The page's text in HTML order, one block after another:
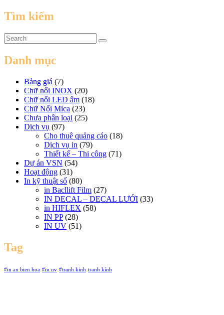
Tìm kiếm
Danh mục
Bảng giá (7)
Chữ nổi INOX (20)
Chữ nổi LED âm (18)
Chữ Nổi Mica (23)
Chưa phân loại (25)
Dịch vụ (97)
Cho thuê quảng cáo (18)
Dịch vụ in (79)
Thiết kế – Thi công (71)
Dự án VSN (54)
Hoạt động (31)
In kỹ thuật số (80)
in Bacllift Film (27)
IN DECAL – DECAL LƯỚI (33)
in HIFLEX (58)
IN PP(28)
IN UV (51)
Tag
#in an bien hoa #in uv #tranh kinh tranh kính